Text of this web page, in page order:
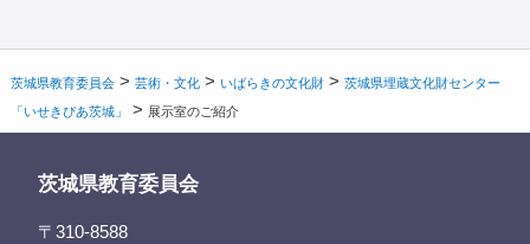
茨城県教育委員会 >芸術・文化 > いばらきの文化財 >茨城県埋蔵文化財センター
「いせきぴあ茨城」
> 展示室のご紹介
茨城県教育委員会
〒310-8588